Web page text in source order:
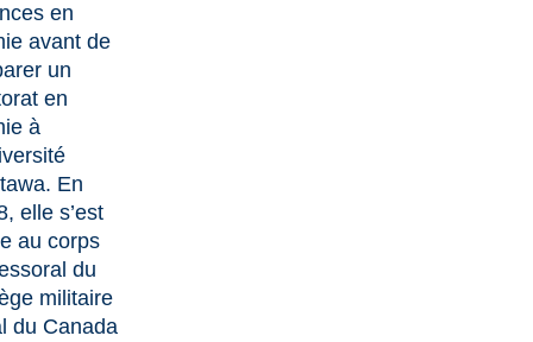
en
avant de
un
en
à
En
elle s’est
au corps
du
militaire
du Canada